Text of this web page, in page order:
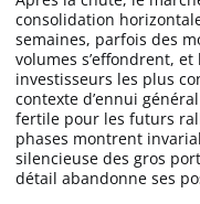
consolidation
semaines, parfois des
volumes s’effondrent,
investisseurs les plus
contexte d’ennui
fertile pour les futurs
phases montrent
silencieuse des gros
détail abandonne ses